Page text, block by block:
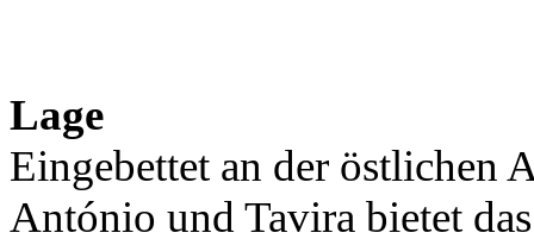
Lage
Eingebettet an der östlichen
António und Tavira bietet